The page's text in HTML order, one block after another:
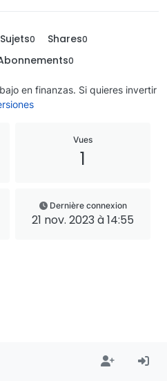
Sujets0 Shares0
0
en finanzas. Si quieres invertir
Vues
1
Dernière connexion
21 nov. 2023 à 14:55